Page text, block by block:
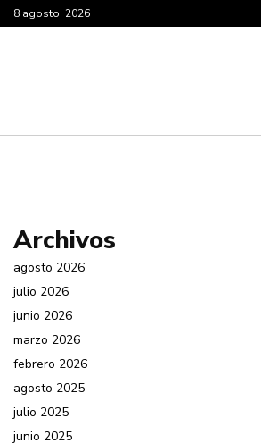
8 agosto, 2026
Archivos
agosto 2026
julio 2026
junio 2026
marzo 2026
febrero 2026
agosto 2025
julio 2025
junio 2025